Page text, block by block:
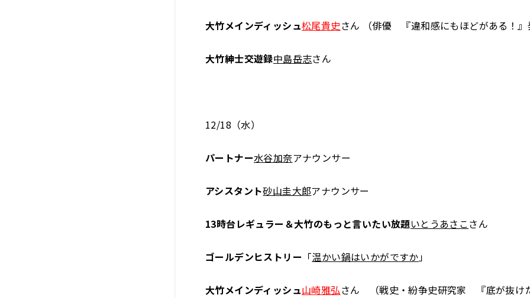
大竹メインディッシュ松尾貴史さん （俳優 『違和感にもほどがある！』
大竹紳士交遊録中島岳志さん
12/18（水）
パートナー水谷加奈アナウンサー
アシスタント砂山圭大郎アナウンサー
13時台レギュラー＆大竹のもっと言いたい放題いとうあさこさん
ゴールデンヒストリー 「温かい鍋はいかがですか 」
大竹メインディッシュ山崎雅弘さん （戦史・紛争史研究家 『底が抜